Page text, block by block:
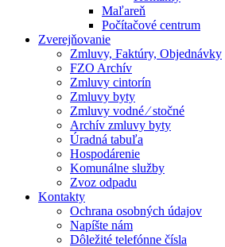
Maľareň
Počítačové centrum
Zverejňovanie
Zmluvy, Faktúry, Objednávky
FZO Archív
Zmluvy cintorín
Zmluvy byty
Zmluvy vodné ⁄ stočné
Archív zmluvy byty
Úradná tabuľa
Hospodárenie
Komunálne služby
Zvoz odpadu
Kontakty
Ochrana osobných údajov
Napíšte nám
Dôležité telefónne čísla